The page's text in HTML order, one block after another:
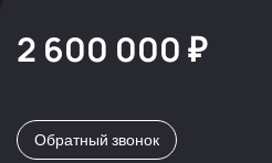
2 600 000 ₽
Обратный звонок